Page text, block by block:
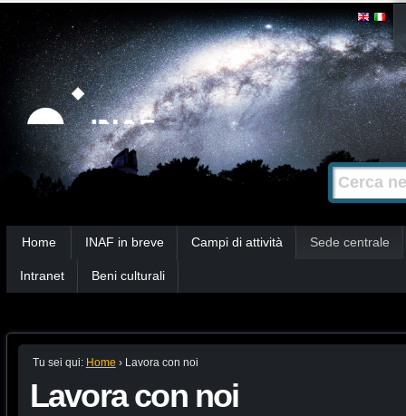
Strumenti
personali
Salta
contenuti.
|
Salta
alla
navigazione
Cerca nel
Ricerca
avanzata…
Home INAF in breve Campi di attività Sede centrale
Intranet Beni culturali
Tu sei qui: Home › Lavora con noi
Lavora con noi